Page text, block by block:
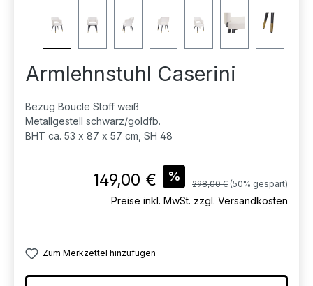
Armlehnstuhl Caserini
Bezug Boucle Stoff weiß
Metallgestell schwarz/goldfb.
BHT ca. 53 x 87 x 57 cm, SH 48
Verkaufspreis:
149,00 € % Regulärer Preis:
298,00 € (50% gespart)
Preise inkl. MwSt. zzgl. Versandkosten
Zum Merkzettel hinzufügen